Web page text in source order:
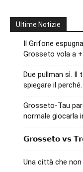
Ultime Notizie
Il Grifone
Grosseto vola a
Due pullman sì. Il
spiegare il perché.
Grosseto-Tau
normale giocarla
𝗚𝗿𝗼𝘀𝘀𝗲𝘁𝗼 𝘃𝘀
Una città che